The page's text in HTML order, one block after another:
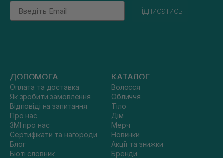
Email
підписатись
ДОПОМОГА
Оплата та доставка
Як зробити замовлення
Відповіді на запитання
Про нас
ЗМІ про нас
Сертифікати та нагороди
Блог
Бюті словник
КАТАЛОГ
Волосся
Обличчя
Тіло
Дім
Мерч
Новинки
Акції та знижки
Бренди